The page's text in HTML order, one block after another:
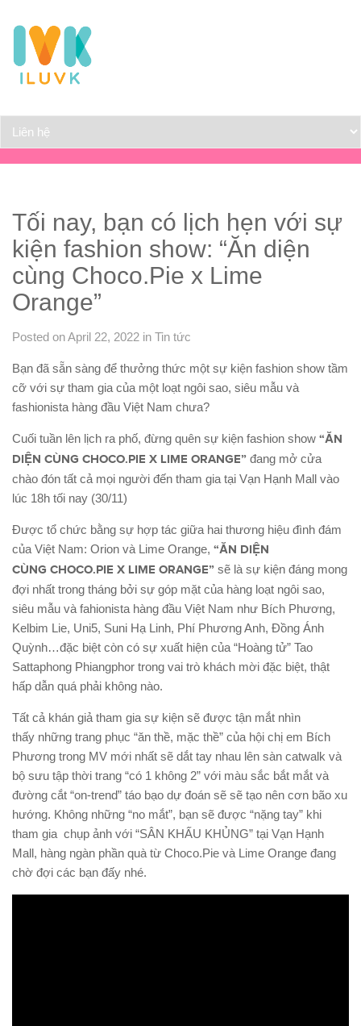
Tối nay, bạn có lịch hẹn với sự
kiện fashion show: “Ăn diện
cùng Choco.Pie x Lime
Orange”
Posted on April 22, 2022 in Tin tức
Bạn đã sẵn sàng để thưởng thức một sự kiện fashion show tầm
cỡ với sự tham gia của một loạt ngôi sao, siêu mẫu và
fashionista hàng đầu Việt Nam chưa?
Cuối tuần lên lịch ra phố, đừng quên sự kiện fashion show “ĂN
DIỆN CÙNG CHOCO.PIE X LIME ORANGE” đang mở cửa
chào đón tất cả mọi người đến tham gia tại Vạn Hạnh Mall vào
lúc 18h tối nay (30/11)
Được tổ chức bằng sự hợp tác giữa hai thương hiệu đình đám
của Việt Nam: Orion và Lime Orange, “ĂN DIỆN
CÙNG CHOCO.PIE X LIME ORANGE” sẽ là sự kiện đáng mong
đợi nhất trong tháng bởi sự góp mặt của hàng loạt ngôi sao,
siêu mẫu và fahionista hàng đầu Việt Nam như Bích Phương,
Kelbim Lie, Uni5, Suni Hạ Linh, Phí Phương Anh, Đồng Ánh
Quỳnh…đặc biệt còn có sự xuất hiện của “Hoàng tử” Tao
Sattaphong Phiangphor trong vai trò khách mời đặc biệt, thật
hấp dẫn quá phải không nào.
Tất cả khán giả tham gia sự kiện sẽ được tận mắt nhìn
thấy những trang phục “ăn thề, mặc thề” của hội chị em Bích
Phương trong MV mới nhất sẽ dắt tay nhau lên sàn catwalk và
bộ sưu tập thời trang “có 1 không 2” với màu sắc bắt mắt và
đường cắt “on-trend” táo bạo dự đoán sẽ sẽ tạo nên cơn bão xu
hướng. Không những “no mắt”, bạn sẽ được “nặng tay” khi
tham gia chụp ảnh với “SÂN KHẤU KHỦNG” tại Vạn Hạnh
Mall, hàng ngàn phần quà từ Choco.Pie và Lime Orange đang
chờ đợi các bạn đấy nhé.